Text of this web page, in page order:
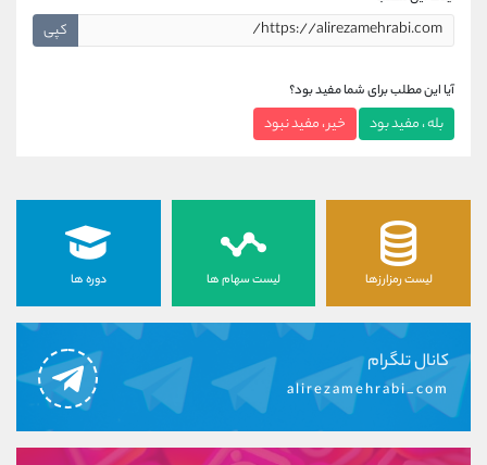
کپی
آیا این مطلب برای شما مفید بود؟
بله ، مفید بود خیر ، مفید نبود
لیست رمزارزها لیست سهام ها دوره ها
کانال تلگرام
alirezamehrabi_com